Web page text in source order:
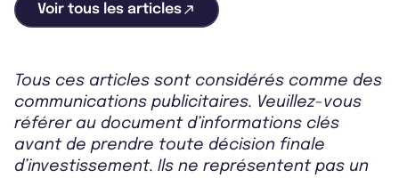
Voir tous les articles
Tous ces articles sont considérés comme des
communications publicitaires. Veuillez-vous
référer au document d’informations clés
avant de prendre toute décision finale
d’investissement. Ils ne représentent pas un